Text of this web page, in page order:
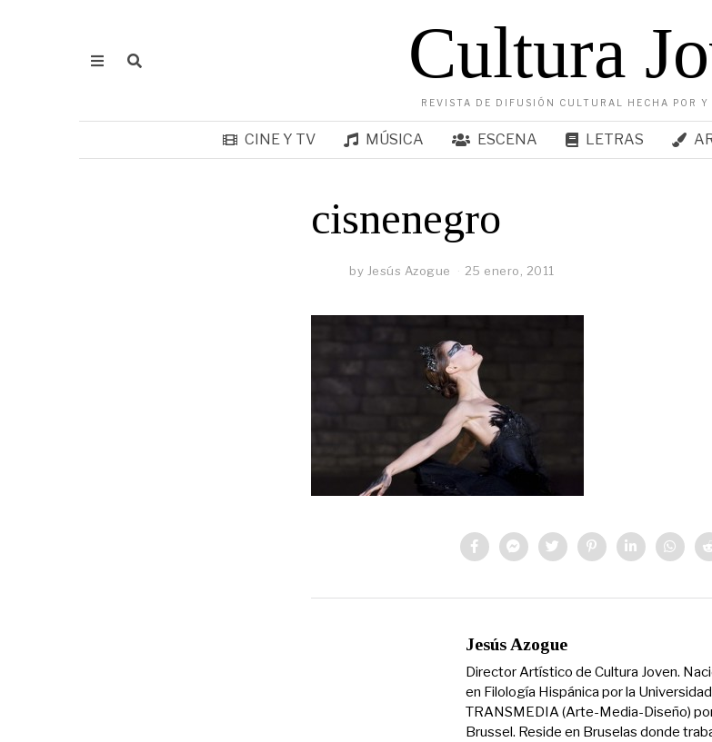
Cultura
REVISTA DE DIFUSIÓN CULTURAL HECHA POR Y
CINE Y TV MÚSICA ESCENA LETRAS
cisnenegro
by Jesús Azogue 25 enero, 2011
Jesús Azogue
Director Artístico de Cultura Joven.
en Filología Hispánica por la
TRANSMEDIA (Arte-Media-Diseño)
Brussel. Reside en Bruselas donde